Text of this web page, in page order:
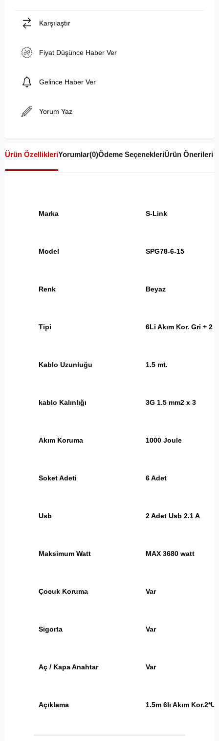
Karşılaştır
Fiyat Düşünce Haber Ver
Gelince Haber Ver
Yorum Yaz
Ürün ÖzellikleriYorumlar(0)Ödeme SeçenekleriÜrün Önerileri
Marka S-Link
Model SPG78-6-15
Renk Beyaz
Tipi 6Li Akım Kor. Gri + 2
Kablo Uzunluğu 1.5 mt.
kablo Kalınlığı 3G 1.5 mm2 x 3
Akım Koruma 1000 Joule
Soket Adeti 6 Adet
Usb 2 Adet Usb 2.1 A
Maksimum Watt MAX 3680 watt
Çocuk Koruma Var
Sigorta Var
Aç / Kapa Anahtar Var
Açıklama 1.5m 6lı Akım